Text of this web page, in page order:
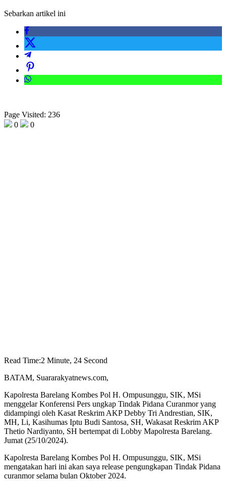
Sebarkan artikel ini
Page Visited: 236
0
0
Read Time:2 Minute, 24 Second
BATAM, Suararakyatnews.com,
Kapolresta Barelang Kombes Pol H. Ompusunggu, SIK, MSi
menggelar Konferensi Pers ungkap Tindak Pidana Curanmor yang
didampingi oleh Kasat Reskrim AKP Debby Tri Andrestian, SIK,
MH, Li, Kasihumas Iptu Budi Santosa, SH, Wakasat Reskrim AKP
Thetio Nardiyanto, SH bertempat di Lobby Mapolresta Barelang.
Jumat (25/10/2024).
Kapolresta Barelang Kombes Pol H. Ompusunggu, SIK, MSi
mengatakan hari ini akan saya release pengungkapan Tindak Pidana
curanmor selama bulan Oktober 2024.